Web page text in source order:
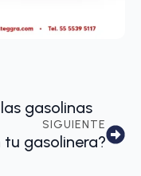
gasolinas
SIGUIENTE
tu gasolinera?